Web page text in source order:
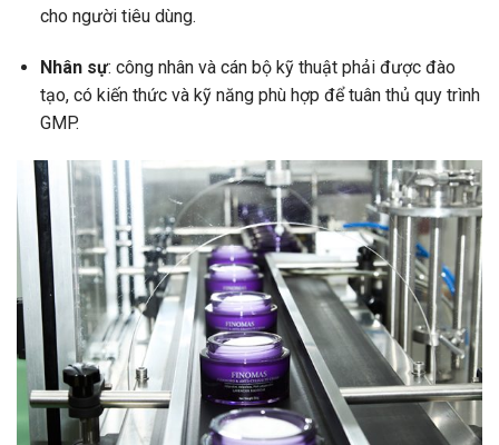
cho người tiêu dùng.
Nhân sự: công nhân và cán bộ kỹ thuật phải được đào
tạo, có kiến thức và kỹ năng phù hợp để tuân thủ quy trình
GMP.